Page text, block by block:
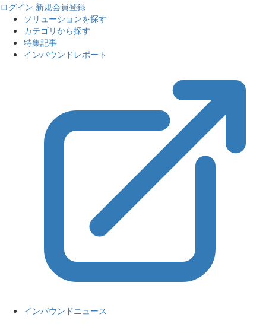
ログイン 新規会員登録
ソリューションを探す
カテゴリから探す
特集記事
インバウンドレポート
インバウンドニュース